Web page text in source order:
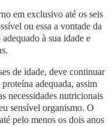
em exclusivo até os seis
ou essa a vontade da
à sua idade e
de idade, deve continuar
adequada, assim
necessidades nutricionais
sensível organismo. O
pelo menos os dois anos